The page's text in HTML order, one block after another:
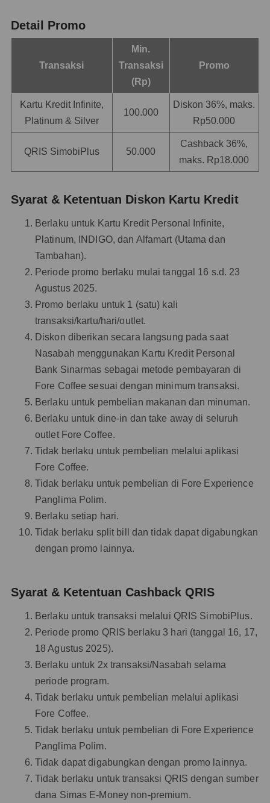
Detail Promo
Transaksi
Min.
Transaksi
(Rp)
Promo
Kartu Kredit Infinite,
Platinum & Silver
100.000
Diskon 36%, maks.
Rp50.000
QRIS SimobiPlus 50.000
Cashback 36%,
maks. Rp18.000
Syarat & Ketentuan Diskon Kartu Kredit
Berlaku untuk Kartu Kredit Personal Infinite,
Platinum, INDIGO, dan Alfamart (Utama dan
Tambahan).
Periode promo berlaku mulai tanggal 16 s.d. 23
Agustus 2025.
Promo berlaku untuk 1 (satu) kali
transaksi/kartu/hari/outlet.
Diskon diberikan secara langsung pada saat
Nasabah menggunakan Kartu Kredit Personal
Bank Sinarmas sebagai metode pembayaran di
Fore Coffee sesuai dengan minimum transaksi.
Berlaku untuk pembelian makanan dan minuman.
Berlaku untuk dine-in dan take away di seluruh
outlet Fore Coffee.
Tidak berlaku untuk pembelian melalui aplikasi
Fore Coffee.
Tidak berlaku untuk pembelian di Fore Experience
Panglima Polim.
Berlaku setiap hari.
Tidak berlaku split bill dan tidak dapat digabungkan
dengan promo lainnya.
Syarat & Ketentuan Cashback QRIS
Berlaku untuk transaksi melalui QRIS SimobiPlus.
Periode promo QRIS berlaku 3 hari (tanggal 16, 17,
18 Agustus 2025).
Berlaku untuk 2x transaksi/Nasabah selama
periode program.
Tidak berlaku untuk pembelian melalui aplikasi
Fore Coffee.
Tidak berlaku untuk pembelian di Fore Experience
Panglima Polim.
Tidak dapat digabungkan dengan promo lainnya.
Tidak berlaku untuk transaksi QRIS dengan sumber
dana Simas E-Money non-premium.